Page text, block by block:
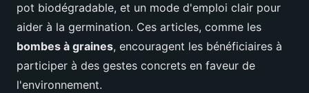
pot biodégradable, et un mode d'emploi clair pour
aider à la germination. Ces articles, comme les
bombes à graines, encouragent les bénéficiaires à
participer à des gestes concrets en faveur de
l'environnement.